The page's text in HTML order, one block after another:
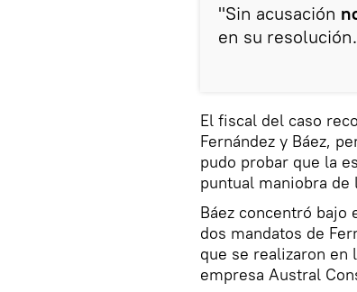
"Sin acusación
en su resolución.
El fiscal del caso
Fernández y Báez,
pudo probar que la
puntual maniobra de
Báez concentró
dos mandatos de
que se realizaron en
empresa Austral